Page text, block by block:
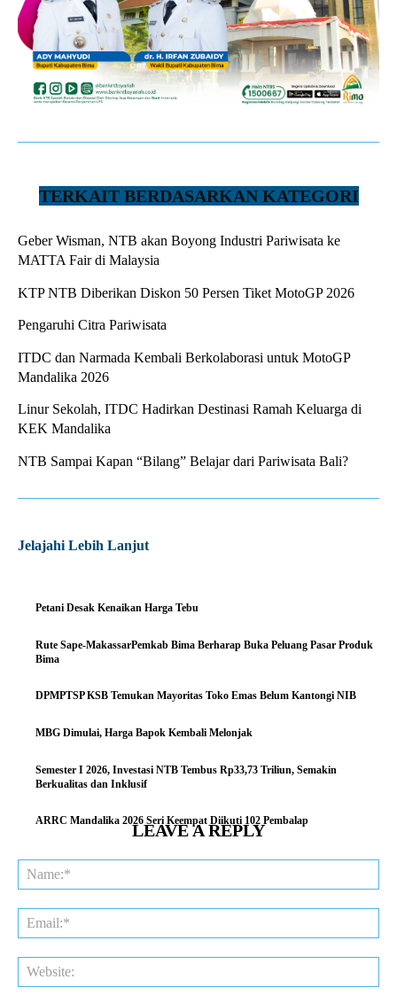
TERKAIT BERDASARKAN KATEGORI
Geber Wisman, NTB akan Boyong Industri Pariwisata ke
MATTA Fair di Malaysia
KTP NTB Diberikan Diskon 50 Persen Tiket MotoGP 2026
Pengaruhi Citra Pariwisata
ITDC dan Narmada Kembali Berkolaborasi untuk MotoGP
Mandalika 2026
Linur Sekolah, ITDC Hadirkan Destinasi Ramah Keluarga di
KEK Mandalika
NTB Sampai Kapan “Bilang” Belajar dari Pariwisata Bali?
Jelajahi Lebih Lanjut
Petani Desak Kenaikan Harga Tebu
Rute Sape-MakassarPemkab Bima Berharap Buka Peluang Pasar Produk
Bima
DPMPTSP KSB Temukan Mayoritas Toko Emas Belum Kantongi NIB
MBG Dimulai, Harga Bapok Kembali Melonjak
Semester I 2026, Investasi NTB Tembus Rp33,73 Triliun, Semakin
Berkualitas dan Inklusif
ARRC Mandalika 2026 Seri Keempat Diikuti 102 Pembalap
LEAVE A REPLY